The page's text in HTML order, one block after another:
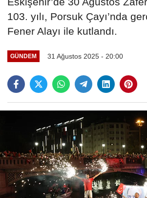
103. yılı, Porsuk Çayı’nda
Fener Alayı ile kutlandı.
GÜNDEM 31 Ağustos 2025 - 20:00